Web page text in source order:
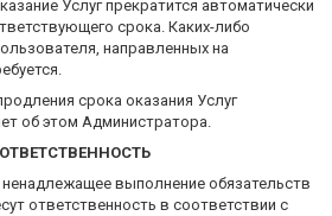
Услуг прекратится автоматически
срока. Каких-либо
направленных на
срока оказания Услуг
об этом Администратора.
ОТВЕТСТВЕННОСТЬ
ненадлежащее выполнение обязательств
ответственность в соответствии с